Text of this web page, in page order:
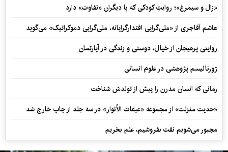
«زال و سیمرغ»؛ روایتِ کودکی که با دیگران «تفاوت» دارد
هاشم آقاجری از «ملی‌گرایی اقتدارگرایانه، ملی‌گرایی دموکراتیک» می‌گوید
روایتی پرهیجان از خیال، دوستی و زندگی در آپارتمان
ژورنالیسم پژوهشی در علوم انسانی
رمانی که انسان مدرن را پیش از تولدش شناخت
«حدیث منزلت» از مجموعه «عبقات الأنوار» در سه جلد از چاپ خارج شد
مجبور می‌شویم نفت بفروشیم، علم بخریم